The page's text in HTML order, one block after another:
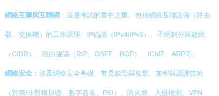
網絡互聯與互聯網 ：這是考試的重中之重。包括網絡互聯設備（路由
器、交換機）的工作原理、IP協議（IPv4/IPv6）、子網劃分與超網
（CIDR）、路由協議（RIP、OSPF、BGP）、ICMP、ARP等。
網絡安全 ：涉及網絡安全基礎、常見威脅與攻擊、加密與認證技術
（對稱/非對稱加密、數字簽名、PKI）、防火墻、入侵檢測、VPN